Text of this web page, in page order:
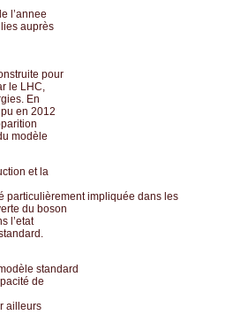
l’annee
auprès
pour
le LHC,
En
en 2012
modèle
et la
particulièrement impliquée dans les
du boson
l’etat
standard
de
ailleurs